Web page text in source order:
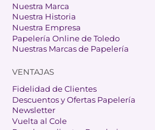
VENTAJAS
Fidelidad de Clientes
Descuentos y Ofertas Papelería
Newsletter
Vuelta al Cole
Nuestra Marca
Nuestra Historia
Nuestra Empresa
Papelería Online de Toledo
Nuestras Marcas de Papelería